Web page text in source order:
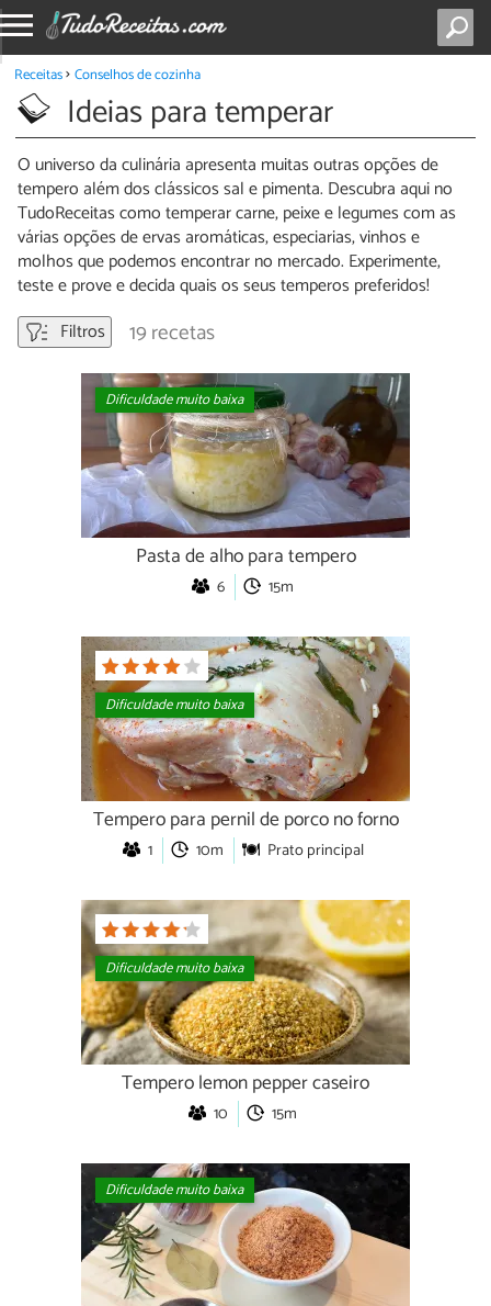
Receitas Conselhos de cozinha
Ideias para temperar
O universo da culinária apresenta muitas outras opções de
tempero além dos clássicos sal e pimenta. Descubra aqui no
TudoReceitas como temperar carne, peixe e legumes com as
várias opções de ervas aromáticas, especiarias, vinhos e
molhos que podemos encontrar no mercado. Experimente,
teste e prove e decida quais os seus temperos preferidos!
Filtros
19 recetas
Dificuldade muito baixa
Pasta de alho para tempero
6 15m
Dificuldade muito baixa
Tempero para pernil de porco no forno
1 10m Prato principal
Dificuldade muito baixa
Tempero lemon pepper caseiro
10 15m
Dificuldade muito baixa